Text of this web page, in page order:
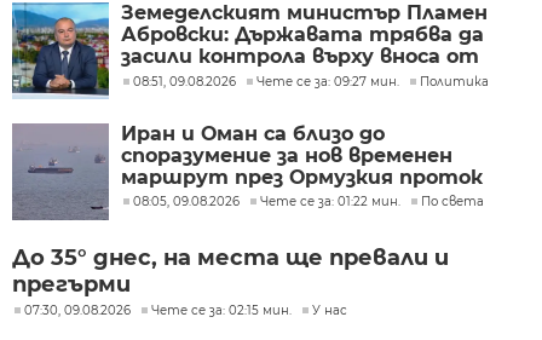
Земеделският министър Пламен
Абровски: Държавата трябва да
засили контрола върху вноса от
трети страни
08:51, 09.08.2026 Чете се за: 09:27 мин. Политика
Иран и Оман са близо до
споразумение за нов временен
маршрут през Ормузкия проток
08:05, 09.08.2026 Чете се за: 01:22 мин. По света
До 35° днес, на места ще превали и
прегърми
07:30, 09.08.2026 Чете се за: 02:15 мин. У нас